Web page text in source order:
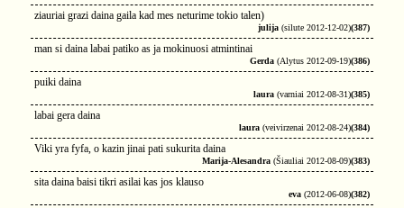
ziauriai grazi daina gaila kad mes neturime tokio talen)
julija (silute 2012-12-02)(387)
man si daina labai patiko as ja mokinuosi atmintinai
Gerda (Alytus 2012-09-19)(386)
puiki daina
laura (varniai 2012-08-31)(385)
labai gera daina
laura (veivirzenai 2012-08-24)(384)
Viki yra fyfa, o kazin jinai pati sukurita daina
Marija-Alesandra (Šiauliai 2012-08-09)(383)
sita daina baisi tikri asilai kas jos klauso
eva (2012-06-08)(382)